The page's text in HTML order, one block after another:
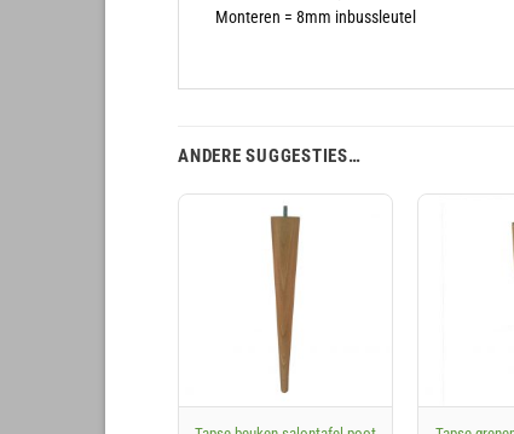
Monteren = 8mm inbussleutel
ANDERE SUGGESTIES…